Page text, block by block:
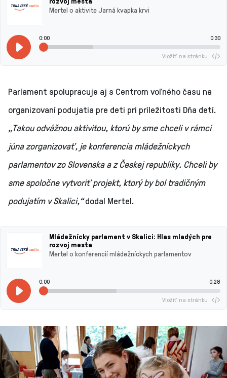
Mertel o aktivite Jarná kvapka krvi
0:00 0:30
Vložiť na stránku
Parlament spolupracuje aj s Centrom voľného času na
organizovaní podujatia pre deti pri príležitosti Dňa detí.
„Takouodvážnou aktivitou, ktorú by sme chceli v rámci
júna zorganizovať, je konferencia mládežníckych
parlamentov zo Slovenska a z Českej republiky. Chceli by
sme spoločne vytvoriť projekt, ktorý by bol tradičným
podujatím v Skalici,“dodal Mertel.
Mládežnícky parlament v Skalici: Hlas mladých pre
rozvoj mesta
Mertel o konferencií mládežníckych parlamentov
0:00 0:28
Vložiť na stránku